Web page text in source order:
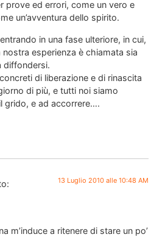
prove ed errori, come un vero e
un’avventura dello spirito.
in una fase ulteriore, in cui,
esperienza è chiamata sia
diffondersi.
di liberazione e di rinascita
di più, e tutti noi siamo
grido, e ad accorrere….
13 Luglio 2010 alle 10:48 AM
m’induce a ritenere di stare un po’